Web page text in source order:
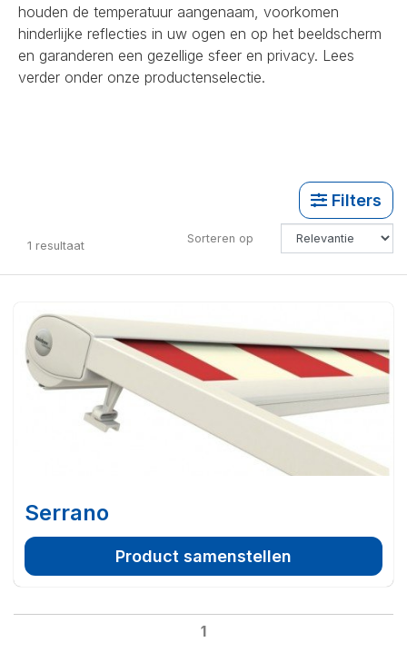
houden de temperatuur aangenaam, voorkomen
hinderlijke reflecties in uw ogen en op het beeldscherm
en garanderen een gezellige sfeer en privacy. Lees
verder onder onze productenselectie.
Filters
1 resultaat Sorteren op
Serrano
Product samenstellen
1